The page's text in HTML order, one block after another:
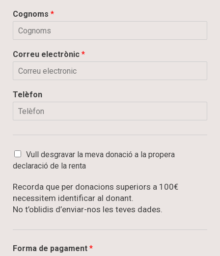
Cognoms *
Correu electrònic *
Telèfon
D
e
g
r
a
v
r
Vull desgravar la meva donació a la propera
declaració de la renta
Recorda que per donacions superiors a 100€
necessitem identificar al donant.
No t’oblidis d’enviar-nos les teves dades.
Forma de pagament *